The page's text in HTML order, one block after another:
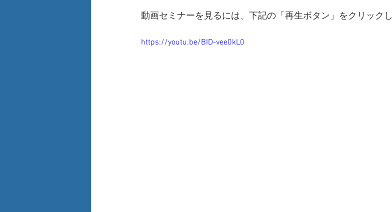
動画セミナーを見るには、下記の「再生ボタン」をクリックし
https://youtu.be/BID-vee0kL0